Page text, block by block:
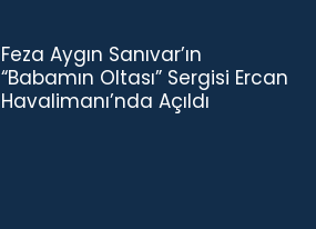
Feza Aygın Sanıvar’ın
“Babamın Oltası” Sergisi Ercan
Havalimanı’nda Açıldı